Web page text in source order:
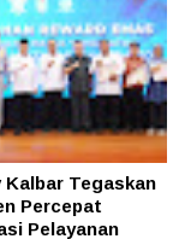
Kalbar Tegaskan
Percepat
Pelayanan